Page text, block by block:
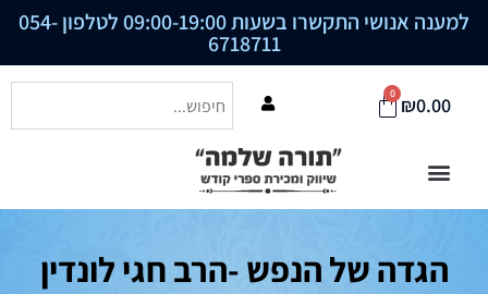
למענה אנושי התקשרו בשעות 09:00-19:00 לטלפון 054-
6718711
₪0.00
0
הגדה של הנפש -הרב חגי לונדין